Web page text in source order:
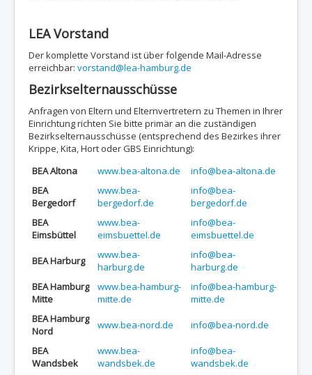
LEA Vorstand
Der komplette Vorstand ist über folgende Mail-Adresse
erreichbar: vorstand@lea-hamburg.de
Bezirkselternausschüsse
Anfragen von Eltern und Elternvertretern zu Themen in Ihrer
Einrichtung richten Sie bitte primär an die zuständigen
Bezirkselternausschüsse (entsprechend des Bezirkes ihrer
Krippe, Kita, Hort oder GBS Einrichtung):
BEA Altona
www.bea-altona.de
info@bea-altona.de
BEA
Bergedorf
www.bea-
bergedorf.de
info@bea-
bergedorf.de
BEA
Eimsbüttel
www.bea-
eimsbuettel.de
info@bea-
eimsbuettel.de
BEA Harburg
www.bea-
harburg.de
info@bea-
harburg.de
BEA Hamburg
Mitte
www.bea-hamburg-
mitte.de
info@bea-hamburg-
mitte.de
BEA Hamburg
Nord
www.bea-nord.de info@bea-nord.de
BEA
Wandsbek
www.bea-
wandsbek.de
info@bea-
wandsbek.de